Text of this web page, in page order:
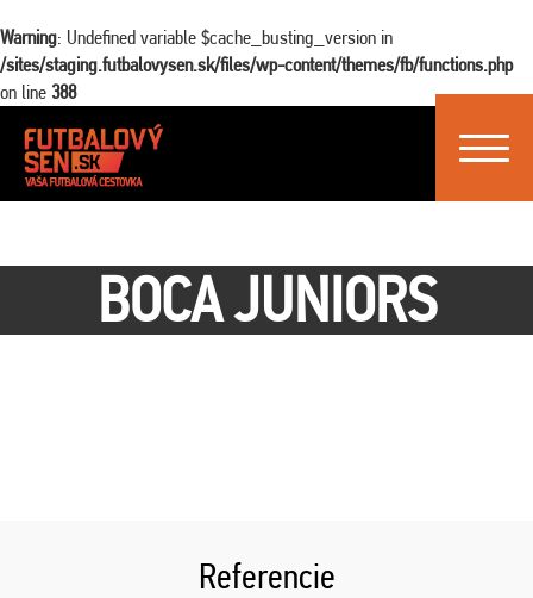
Warning: Undefined variable $cache_busting_version in
/sites/staging.futbalovysen.sk/files/wp-content/themes/fb/functions.php
on line 388
Toggle
BOCA JUNIORS
Referencie